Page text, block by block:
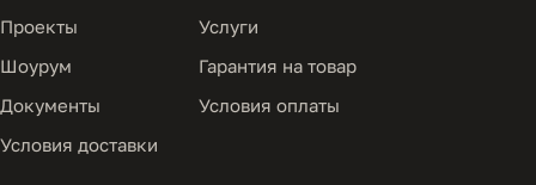
Проекты
Услуги
Шоурум
Гарантия на товар
Документы
Условия оплаты
Условия доставки